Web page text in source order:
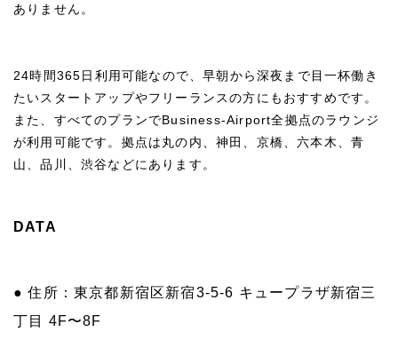
ありません。
24時間365日利用可能なので、早朝から深夜まで目一杯働き
たいスタートアップやフリーランスの方にもおすすめです。
また、すべてのプランでBusiness-Airport全拠点のラウンジ
が利用可能です。拠点は丸の内、神田、京橋、六本木、青
山、品川、渋谷などにあります。
DATA
● 住所：東京都新宿区新宿3-5-6 キュープラザ新宿三
丁目 4F〜8F